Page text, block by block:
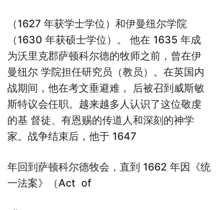
（1627 年获学士学位）和伊曼纽尔学院
（1630 年获硕士学位）。 他在 1635 年成
为沃里克郡萨顿科尔德的牧师之前，曾在伊
曼纽尔 学院担任研究员（教员）。在英国内
战期间，他在考文垂避难， 后被召到威斯敏
斯特议会任职。越来越多人认识了这位敬虔
的基 督徒、有恩赐的传道人和深刻的神学
家。战争结束后，他于 1647
年回到萨顿科尔德牧会，直到 1662 年因《统
一法案》（Act of